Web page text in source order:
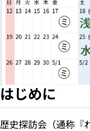
はじめに
歴史探訪会（通称『